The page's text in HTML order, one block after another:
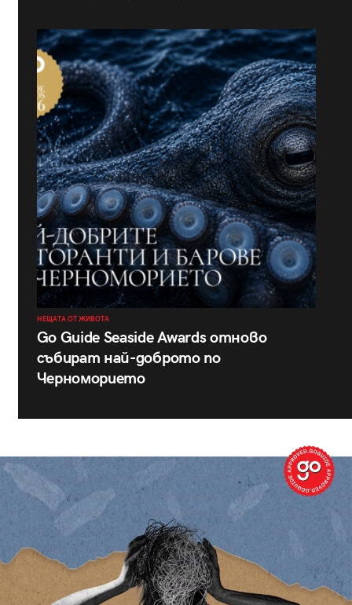
НЕЩАТА ОТ ЖИВОТА
Go Guide Seaside Awards отново
събират най-доброто по
Черноморието